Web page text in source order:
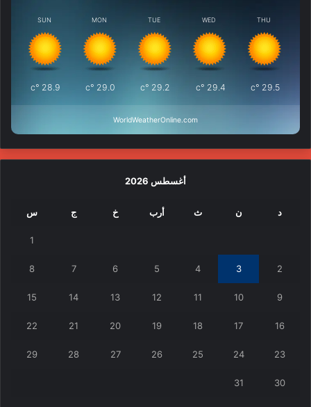
SUN
28.9
°c
MON
29.0
°c
TUE
29.2
°c
WED
29.4
°c
THU
29.5
°c
WorldWeatherOnline.com
أغسطس 2026
د ن ث أرب خ ج س
1
2
3
4
5
6
7
8
9
10
11
12
13
14
15
16
17
18
19
20
21
22
23
24
25
26
27
28
29
30
31